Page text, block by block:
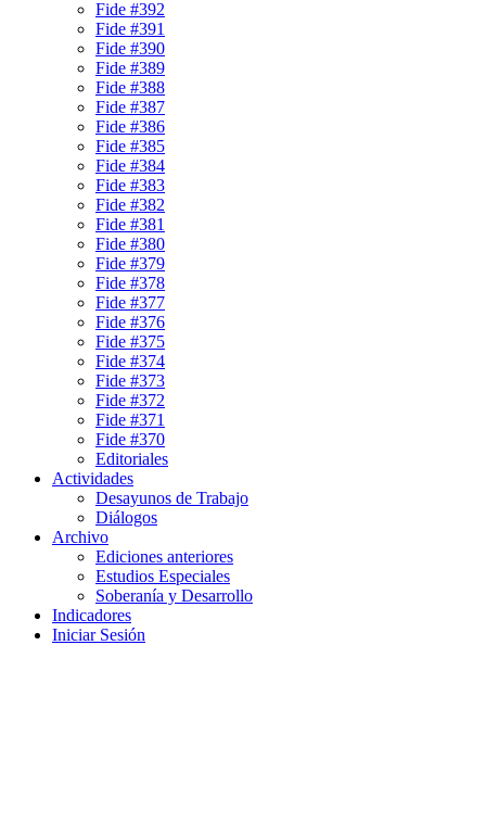
Fide #392
Fide #391
Fide #390
Fide #389
Fide #388
Fide #387
Fide #386
Fide #385
Fide #384
Fide #383
Fide #382
Fide #381
Fide #380
Fide #379
Fide #378
Fide #377
Fide #376
Fide #375
Fide #374
Fide #373
Fide #372
Fide #371
Fide #370
Editoriales
Actividades
Desayunos de Trabajo
Diálogos
Archivo
Ediciones anteriores
Estudios Especiales
Soberanía y Desarrollo
Indicadores
Iniciar Sesión